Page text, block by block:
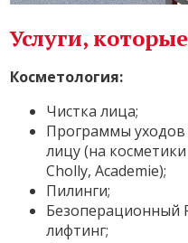
Услуги,
Косметология:
Чистка лица;
Программы уходов
лицу (на косметики
Cholly, Academie);
Пилинги;
Безоперационный
лифтинг;